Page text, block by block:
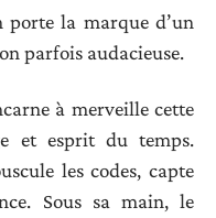
porte la marque d’un
parfois audacieuse.
à merveille cette
et esprit du temps.
les codes, capte
Sous sa main, le